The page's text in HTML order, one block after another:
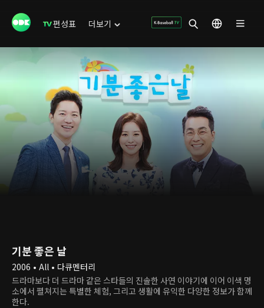
편성표 더보기
기분 좋은 날
2006 • All • 다큐멘터리
드라마보다 더 드라마 같은 스타들의 진솔한 사연 이야기에 이어 이색 명
소에서 펼쳐지는 특별한 체험, 그리고 생활에 유익한 다양한 정보가 함께
한다.